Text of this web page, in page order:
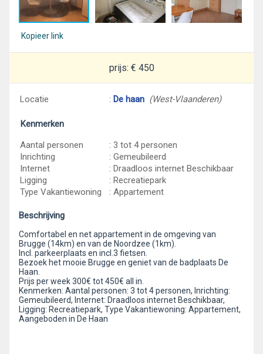
Kopieer link
prijs: € 450
Locatie : De haan (West-Vlaanderen)
Kenmerken
Aantal personen
: 3 tot 4 personen
Inrichting
: Gemeubileerd
Internet
: Draadloos internet Beschikbaar
Ligging
: Recreatiepark
Type Vakantiewoning
: Appartement
Beschrijving
Comfortabel en net appartement in de omgeving van
Brugge (14km) en van de Noordzee (1km).
Incl. parkeerplaats en incl.3 fietsen.
Bezoek het mooie Brugge en geniet van de badplaats De
Haan.
Prijs per week 300€ tot 450€ all in.
Kenmerken: Aantal personen: 3 tot 4 personen, Inrichting:
Gemeubileerd, Internet: Draadloos internet Beschikbaar,
Ligging: Recreatiepark, Type Vakantiewoning: Appartement,
Aangeboden in De Haan